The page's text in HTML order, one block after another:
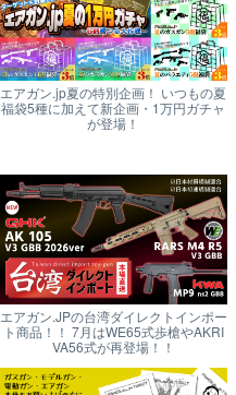
エアガン.jp夏の特別企画！ いつもの夏
福袋5種に加えて新企画・1万円ガチャ
が登場！
エアガン.JPの台湾ダイレクトインポー
ト商品！！ 7月はWE65式歩槍やAKRI
VA56式が再登場！！